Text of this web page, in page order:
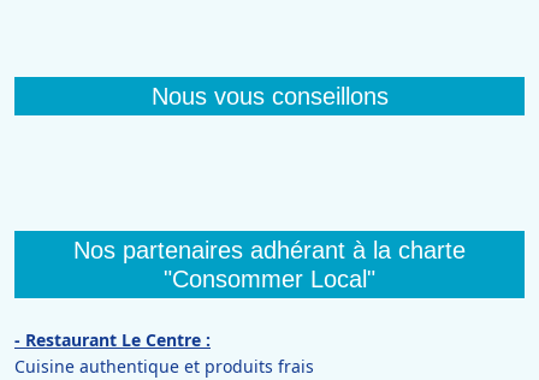
Nous vous conseillons
Nos partenaires adhérant à la charte
"Consommer Local"
- Restaurant Le Centre :
Cuisine authentique et produits frais